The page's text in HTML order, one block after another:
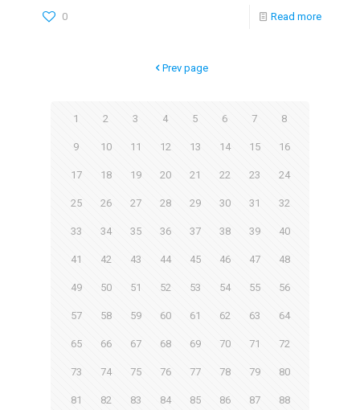
0 Read more
Prev page
1 2 3 4 5 6 7 8
9 10 11 12 13 14 15 16
17 18 19 20 21 22 23 24
25 26 27 28 29 30 31 32
33 34 35 36 37 38 39 40
41 42 43 44 45 46 47 48
49 50 51 52 53 54 55 56
57 58 59 60 61 62 63 64
65 66 67 68 69 70 71 72
73 74 75 76 77 78 79 80
81 82 83 84 85 86 87 88